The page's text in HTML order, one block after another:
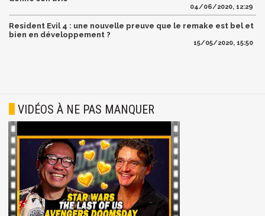
04/06/2020, 12:29
Resident Evil 4 : une nouvelle preuve que le remake est bel et
bien en développement ?
15/05/2020, 15:50
VIDÉOS À NE PAS MANQUER